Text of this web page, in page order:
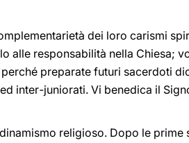
dei loro carismi
alle responsabilità nella Chiesa;
preparate futuri sacerdoti
inter-juniorati. Vi benedica il
religioso. Dopo le prime